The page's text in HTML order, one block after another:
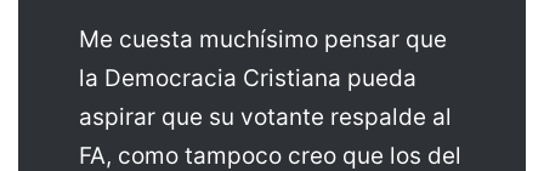
Me cuesta muchísimo pensar que
la Democracia Cristiana pueda
aspirar que su votante respalde al
FA, como tampoco creo que los del